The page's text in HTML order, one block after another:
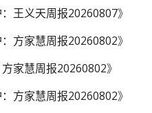
王义天周报20260807》
方家慧周报20260802》
家慧周报20260802》
方家慧周报20260802》